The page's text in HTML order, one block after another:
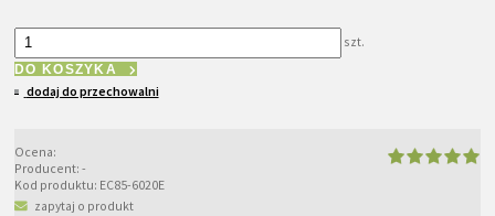
szt.
DO KOSZYKA
dodaj do przechowalni
Ocena:
Producent: -
Kod produktu: EC85-6020E
zapytaj o produkt